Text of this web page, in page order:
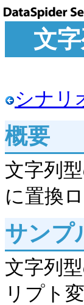
文
シナリ
概要
文字列
に置換
サンプ
文字列
リプト